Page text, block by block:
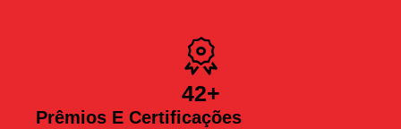
Prêmios E Certificações
42+